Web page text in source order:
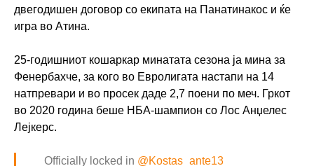
двегодишен договор со екипата на Панатинакос и ќе
игра во Атина.
25-годишниот кошаркар минатата сезона ја мина за
Фенербахче, за кого во Евролигата настапи на 14
натпревари и во просек даде 2,7 поени по меч. Гркот
во 2020 година беше НБА-шампион со Лос Анџелес
Лејкерс.
Officially locked in @Kostas_ante13